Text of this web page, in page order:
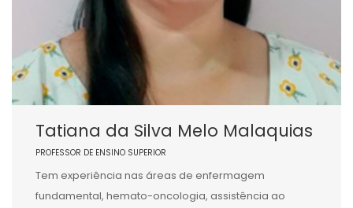
Tatiana da Silva Melo Malaquias
PROFESSOR DE ENSINO SUPERIOR
Tem experiência nas áreas de enfermagem
fundamental, hemato-oncologia, assistência ao